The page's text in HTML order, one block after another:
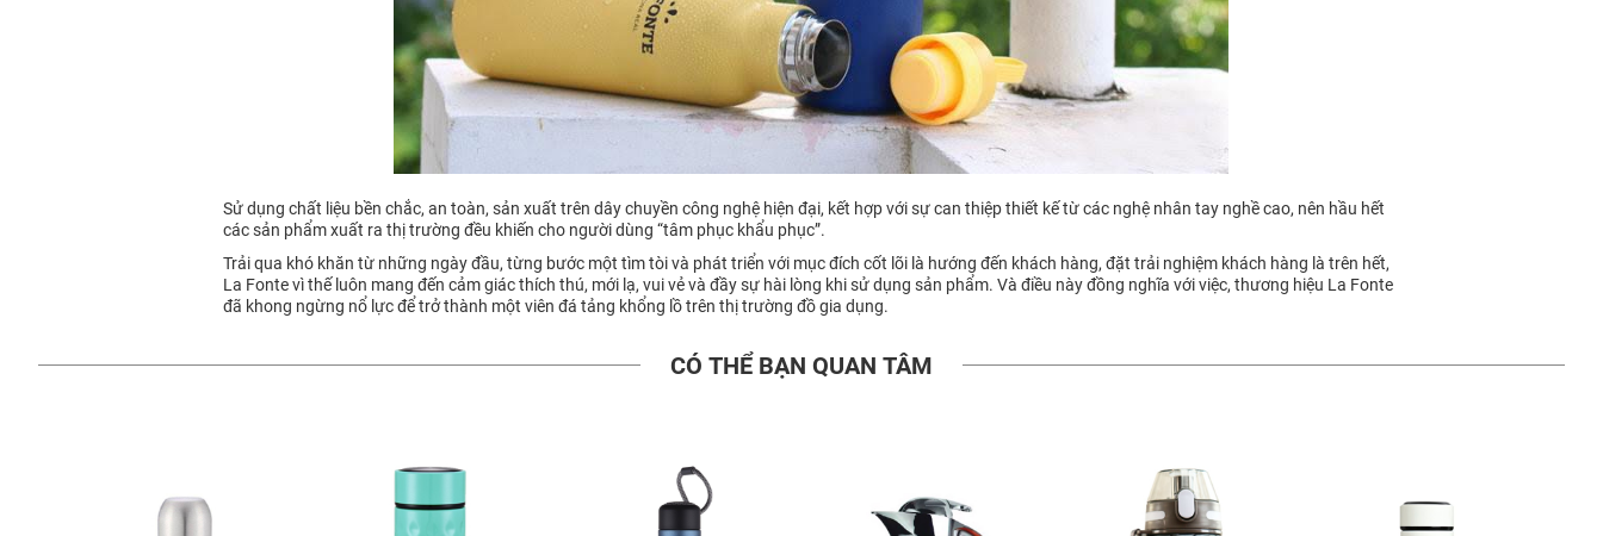
Sử dụng chất liệu bền chắc, an toàn, sản xuất trên dây chuyền công nghệ hiện đại, kết hợp với sự can thiệp thiết kế từ các nghệ nhân tay nghề cao, nên hầu hết
các sản phẩm xuất ra thị trường đều khiến cho người dùng “tâm phục khẩu phục”.
Trải qua khó khăn từ những ngày đầu, từng bước một tìm tòi và phát triển với mục đích cốt lõi là hướng đến khách hàng, đặt trải nghiệm khách hàng là trên hết,
La Fonte vì thế luôn mang đến cảm giác thích thú, mới lạ, vui vẻ và đầy sự hài lòng khi sử dụng sản phẩm. Và điều này đồng nghĩa với việc, thương hiệu La Fonte
đã khong ngừng nổ lực để trở thành một viên đá tảng khổng lồ trên thị trường đồ gia dụng.
CÓ THỂ BẠN QUAN TÂM